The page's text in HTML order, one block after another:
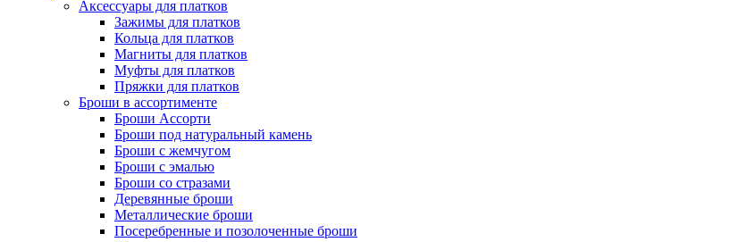
Аксессуары для платков
Зажимы для платков
Кольца для платков
Магниты для платков
Муфты для платков
Пряжки для платков
Броши в ассортименте
Броши Ассорти
Броши под натуральный камень
Броши с жемчугом
Броши с эмалью
Броши со стразами
Деревянные броши
Металлические броши
Посеребренные и позолоченные броши